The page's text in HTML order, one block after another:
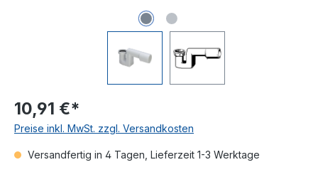
10,91 €*
Preise inkl. MwSt. zzgl. Versandkosten
Versandfertig in 4 Tagen, Lieferzeit 1-3 Werktage